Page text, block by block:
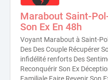
Marabout Saint-
Son Ex En 48h
Voyant Marabout à Saint-
Des Des Couple Récupérer
infidélité renforts Des
Reconquérir Son Ex